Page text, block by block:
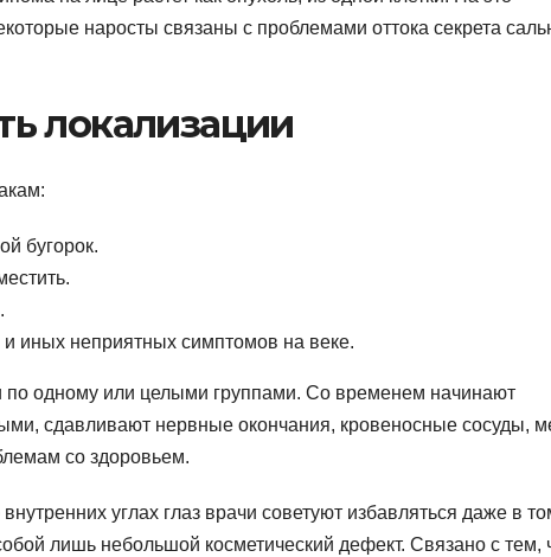
наросты связаны с проблемами оттока секрета
локализации
бугорок.
иных неприятных симптомов на веке.
по одному или целыми группами. Со временем начинают
сдавливают нервные окончания, кровеносные сосуды,
со здоровьем.
углах глаз врачи советуют избавляться даже в
лишь небольшой косметический дефект. Связано с тем,